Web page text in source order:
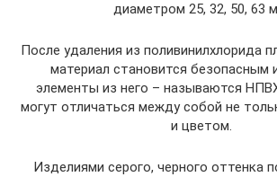
диаметром 25, 32, 50, 63
После удаления из поливинилхлорида
материал становится безопасным
элементы из него – называются
могут отличаться между собой не
и цветом.
Изделиями серого, черного оттенка